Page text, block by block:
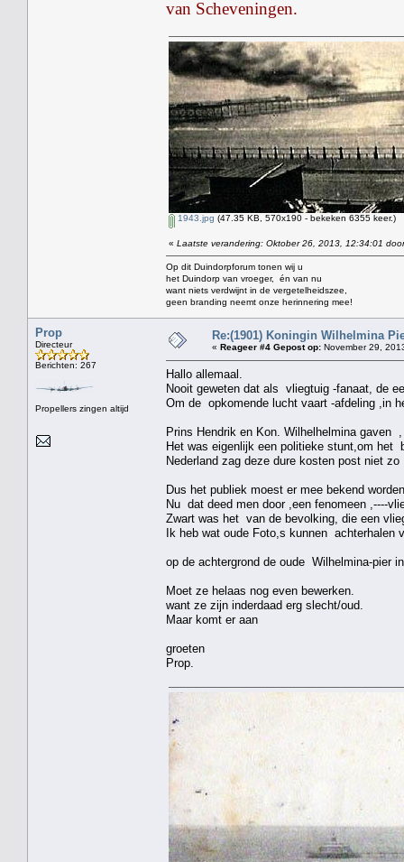
van Scheveningen.
1943.jpg (47.35 KB, 570x190 - bekeken 6355 keer.)
« Laatste verandering: Oktober 26, 2013, 12:34:01
Op dit Duindorpforum tonen wij u
het Duindorp van vroeger, én van nu
want niets verdwijnt in de vergetelheidszee,
geen branding neemt onze herinnering mee!
Prop
Directeur
Berichten: 267
Propellers zingen altijd
Re:(1901) Koningin Wilhelmina
« Reageer #4 Gepost op: November 29,
Hallo allemaal.
Nooit geweten dat als vliegtuig -fanaat, de
Om de opkomende lucht vaart -afdeling ,in
Prins Hendrik en Kon. Wilhelhelmina gaven
Het was eigenlijk een politieke stunt,om het
Nederland zag deze dure kosten post niet
Dus het publiek moest er mee bekend
Nu dat deed men door ,een fenomeen ,----
Zwart was het van de bevolking, die een
Ik heb wat oude Foto,s kunnen achterhalen
op de achtergrond de oude Wilhelmina-pier
Moet ze helaas nog even bewerken.
want ze zijn inderdaad erg slecht/oud.
Maar komt er aan
groeten
Prop.